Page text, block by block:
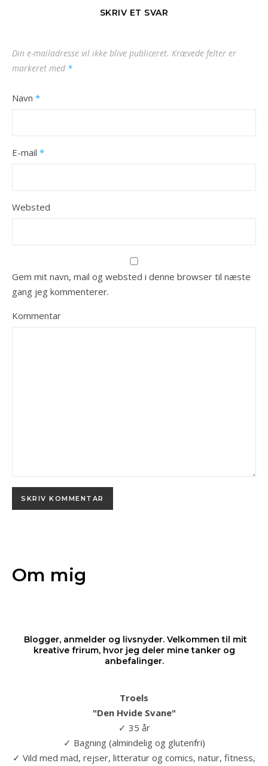
SKRIV ET SVAR
Din e-mailadresse vil ikke blive publiceret. Krævede felter er
markeret med *
Navn *
E-mail *
Websted
Gem mit navn, mail og websted i denne browser til næste
gang jeg kommenterer.
Kommentar
Om mig
Blogger, anmelder og livsnyder. Velkommen til mit
kreative frirum, hvor jeg deler mine tanker og
anbefalinger.
Troels
"Den Hvide Svane"
✓ 35 år
✓ Bagning (almindelig og glutenfri)
✓ Vild med mad, rejser, litteratur og comics, natur, fitness,